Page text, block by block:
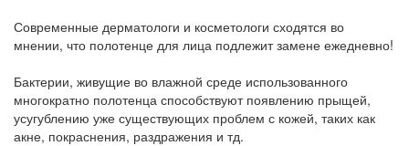
Современные дерматологи и косметологи сходятся во
мнении, что полотенце для лица подлежит замене ежедневно!
Бактерии, живущие во влажной среде использованного
многократно полотенца способствуют появлению прыщей,
усугублению уже существующих проблем с кожей, таких как
акне, покраснения, раздражения и тд.